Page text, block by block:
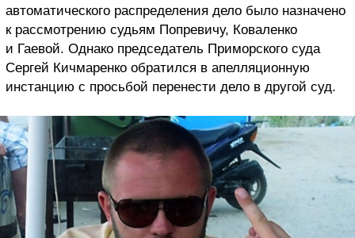
автоматического распределения дело было назначено
к рассмотрению судьям Попревичу, Коваленко
и Гаевой. Однако председатель Приморского суда
Сергей Кичмаренко обратился в апелляционную
инстанцию с просьбой перенести дело в другой суд.